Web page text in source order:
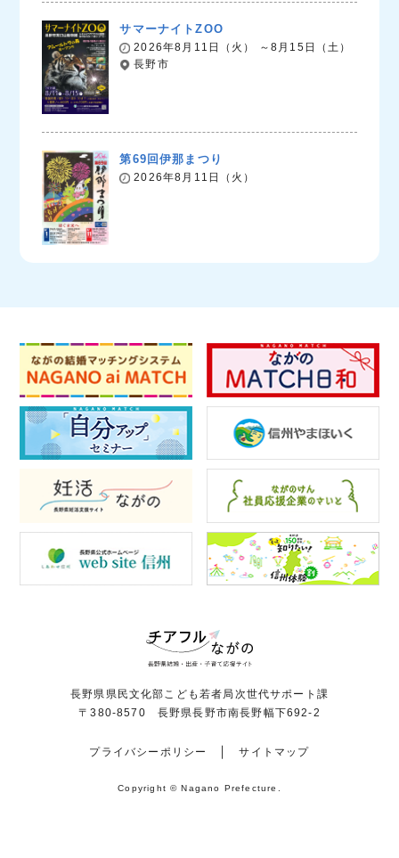
サマーナイトZOO
2026年8月11日（火） ～8月15日（土）
長野市
第69回伊那まつり
2026年8月11日（火）
長野県県民文化部こども若者局次世代サポート課
〒380-8570 長野県長野市南長野幅下692-2
プライバシーポリシー サイトマップ
Copyright © Nagano Prefecture.